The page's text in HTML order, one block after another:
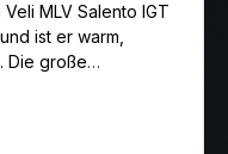
MLV Salento IGT
ist er warm,
Die große
denen er
hervorragendes